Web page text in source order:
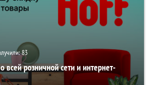
83
розничной сети и интернет-